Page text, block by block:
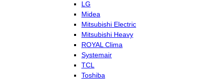
LG
Midea
Mitsubishi Electric
Mitsubishi Heavy
ROYAL Clima
Systemair
TCL
Toshiba